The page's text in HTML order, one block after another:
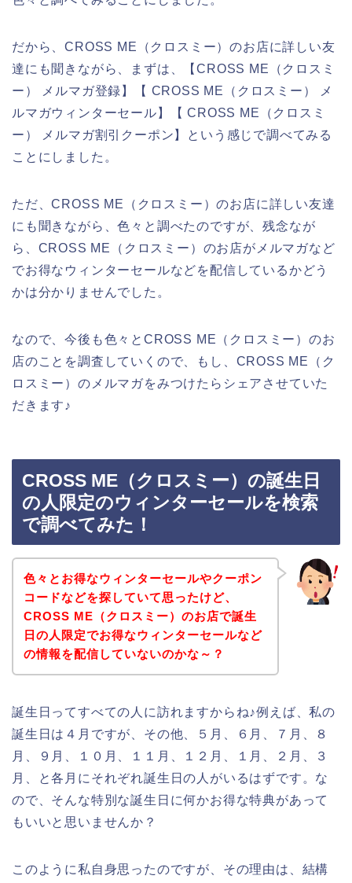
だから、CROSS ME（クロスミー）のお店に詳しい友
達にも聞きながら、まずは、【CROSS ME（クロスミ
ー） メルマガ登録】【 CROSS ME（クロスミー） メ
ルマガウィンターセール】【 CROSS ME（クロスミ
ー） メルマガ割引クーポン】という感じで調べてみる
ことにしました。
ただ、CROSS ME（クロスミー）のお店に詳しい友達
にも聞きながら、色々と調べたのですが、残念なが
ら、CROSS ME（クロスミー）のお店がメルマガなど
でお得なウィンターセールなどを配信しているかどう
かは分かりませんでした。
なので、今後も色々とCROSS ME（クロスミー）のお
店のことを調査していくので、もし、CROSS ME（ク
ロスミー）のメルマガをみつけたらシェアさせていた
だきます♪
CROSS ME（クロスミー）の誕生日
の人限定のウィンターセールを検索
で調べてみた！
色々とお得なウィンターセールやクーポン
コードなどを探していて思ったけど、
CROSS ME（クロスミー）のお店で誕生
日の人限定でお得なウィンターセールなど
の情報を配信していないのかな～？
誕生日ってすべての人に訪れますからね♪例えば、私の
誕生日は４月ですが、その他、５月、６月、７月、８
月、９月、１０月、１１月、１２月、１月、２月、３
月、と各月にそれぞれ誕生日の人がいるはずです。な
ので、そんな特別な誕生日に何かお得な特典があって
もいいと思いませんか？
このように私自身思ったのですが、その理由は、結構